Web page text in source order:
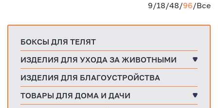
9/18/48/96/Все
БОКСЫ ДЛЯ ТЕЛЯТ
ИЗДЕЛИЯ ДЛЯ УХОДА ЗА ЖИВОТНЫМИ
ИЗДЕЛИЯ ДЛЯ БЛАГОУСТРОЙСТВА
ТОВАРЫ ДЛЯ ДОМА И ДАЧИ